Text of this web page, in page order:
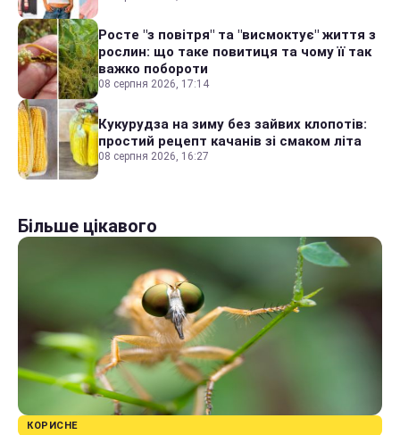
Росте "з повітря" та "висмоктує" життя з
рослин: що таке повитиця та чому її так
важко побороти
08 серпня 2026, 17:14
Кукурудза на зиму без зайвих клопотів:
простий рецепт качанів зі смаком літа
08 серпня 2026, 16:27
Більше цікавого
КОРИСНЕ